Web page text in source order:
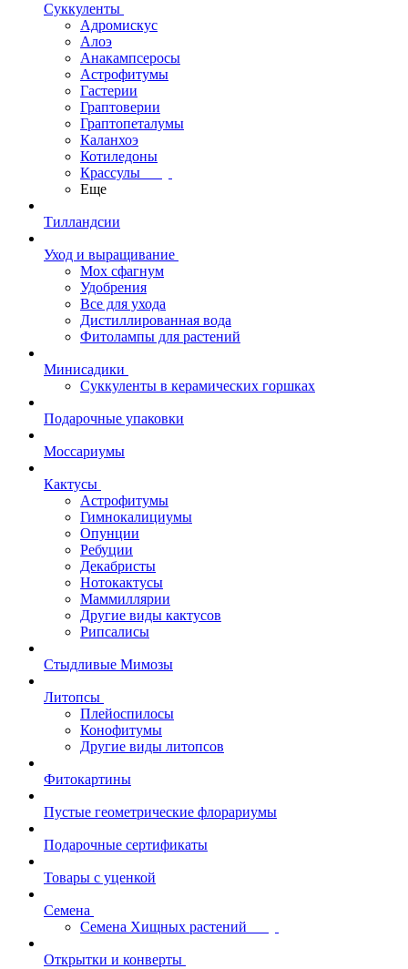
Суккуленты
Адромискус
Алоэ
Анакампсеросы
Астрофитумы
Гастерии
Граптоверии
Граптопеталумы
Каланхоэ
Котиледоны
Крассулы
Еще
Тилландсии
Уход и выращивание
Мох сфагнум
Удобрения
Все для ухода
Дистиллированная вода
Фитолампы для растений
Минисадики
Суккуленты в керамических горшках
Подарочные упаковки
Моссариумы
Кактусы
Астрофитумы
Гимнокалициумы
Опунции
Ребуции
Декабристы
Нотокактусы
Маммиллярии
Другие виды кактусов
Рипсалисы
Стыдливые Мимозы
Литопсы
Плейоспилосы
Конофитумы
Другие виды литопсов
Фитокартины
Пустые геометрические флорариумы
Подарочные сертификаты
Товары с уценкой
Семена
Семена Хищных растений
Открытки и конверты